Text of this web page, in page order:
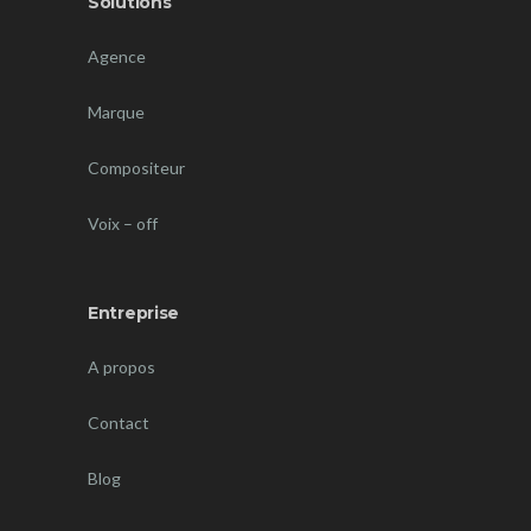
Agence
Marque
Compositeur
Voix – off
Entreprise
A propos
Contact
Blog